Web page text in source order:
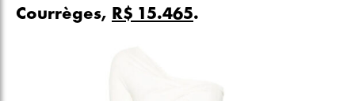
Courrèges, R$ 15.465.